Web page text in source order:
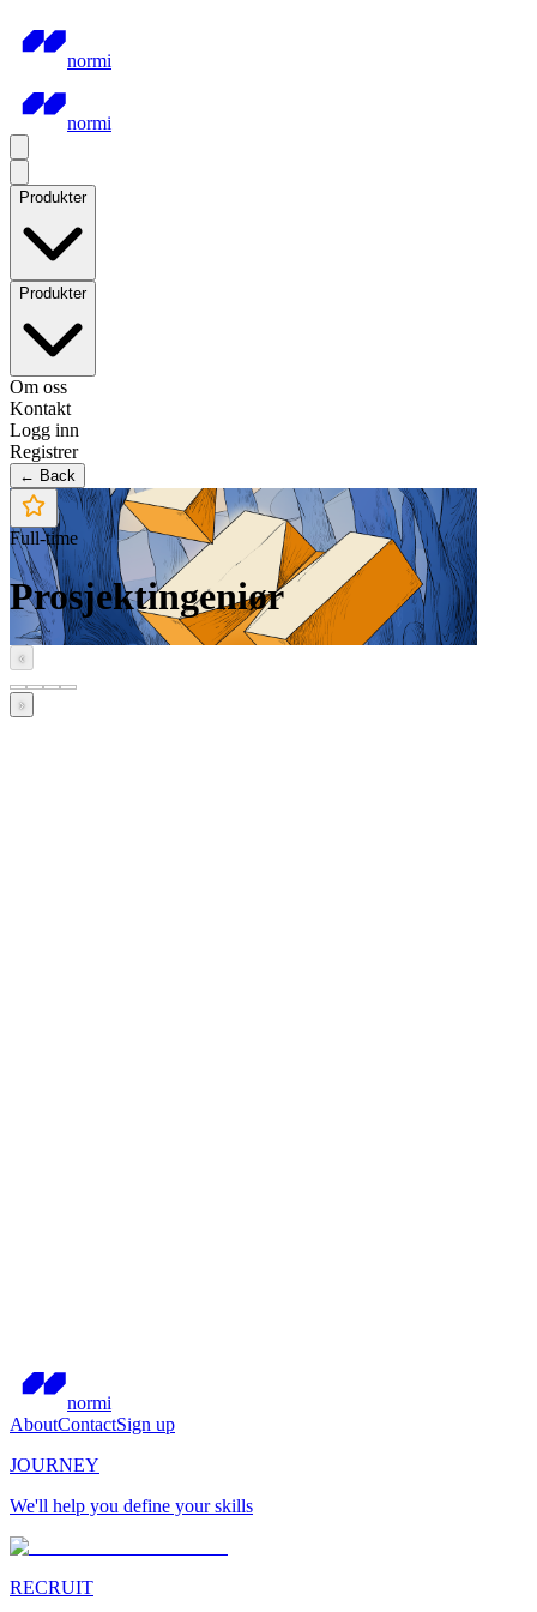
normi
normi
Produkter
Produkter
Om oss
Kontakt
Logg inn
Registrer
← Back
Full-time
Prosjektingeniør
‹
›
normi
AboutContactSign up
JOURNEY
We'll help you define your skills
RECRUIT